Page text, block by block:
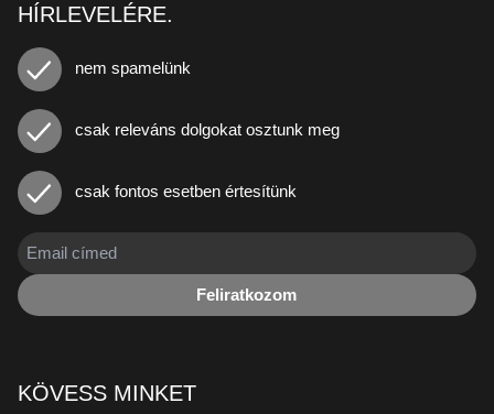
HÍRLEVELÉRE.
nem spamelünk
csak releváns dolgokat osztunk meg
csak fontos esetben értesítünk
Feliratkozom
KÖVESS MINKET